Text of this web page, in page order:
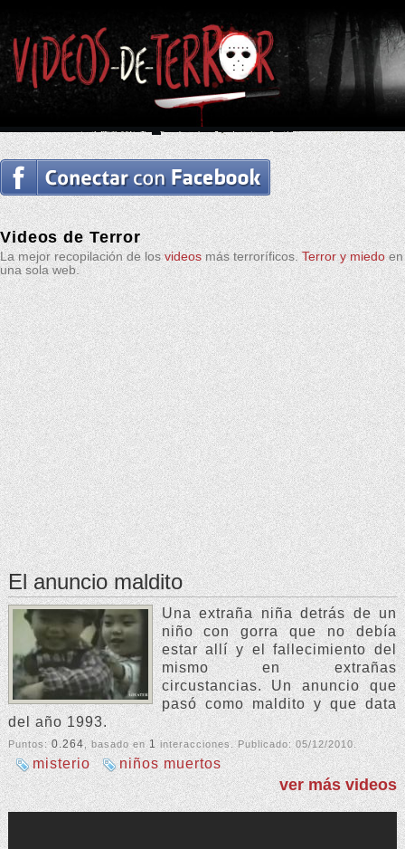
Videos de Terror
La mejor recopilación de losvideosmás terroríficos.Terror y miedoen
una sola web.
El anuncio maldito
Una extraña niña detrás de un
niño con gorra que no debía
estar allí y el fallecimiento del
mismo en extrañas
circustancias. Un anuncio que
pasó como maldito y que data
del año 1993.
Puntos:0.264, basado en1interacciones. Publicado:05/12/2010.
misterio niños muertos
ver más videos